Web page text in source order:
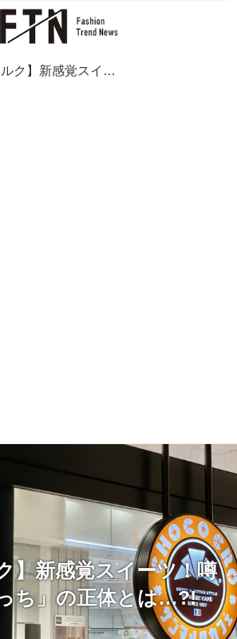
【サンマルク】新感覚スイーツ！噂の「タピもっち」の正体とは…?!
】新感覚スイーツ！噂
ち」の正体とは…?!